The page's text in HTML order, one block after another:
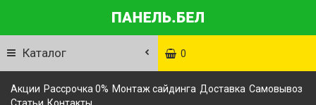
Каталог 0
Акции Рассрочка 0% Монтаж сайдинга Доставка Самовывоз